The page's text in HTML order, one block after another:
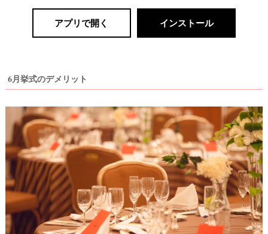
アプリで開く インストール
6月挙式のデメリット